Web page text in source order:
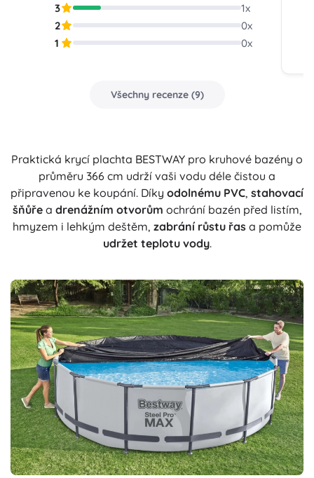
3
1x
2
0x
1
0x
Všechny recenze(9)
Praktická krycí plachta BESTWAY pro kruhové bazény o
průměru 366 cm udrží vaši vodu déle čistou a
připravenou ke koupání. Díky odolnému PVC, stahovací
šňůřea drenážním otvorům ochrání bazén před listím,
hmyzem i lehkým deštěm, zabrání růstu řas a pomůže
udržet teplotu vody.